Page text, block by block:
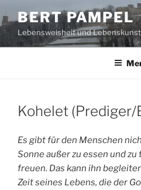
Inhalt
springen
BERT PAMPEL
Lebensweisheit und Lebenskunst
Kohelet (Prediger/
Es gibt für den Menschen
Sonne außer zu essen und zu
freuen. Das kann ihn
Zeit seines Lebens, die der